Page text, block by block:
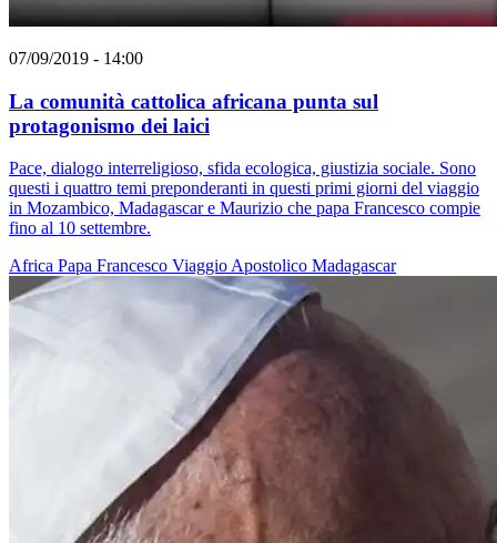
07/09/2019 - 14:00
La comunità cattolica africana punta sul
protagonismo dei laici
Pace, dialogo interreligioso, sfida ecologica, giustizia sociale. Sono
questi i quattro temi preponderanti in questi primi giorni del viaggio
in Mozambico, Madagascar e Maurizio che papa Francesco compie
fino al 10 settembre.
Africa Papa Francesco Viaggio Apostolico Madagascar